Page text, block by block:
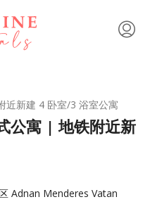
近新建 4 卧室/3 浴室公寓
公寓 | 地铁附近新
Adnan Menderes Vatan